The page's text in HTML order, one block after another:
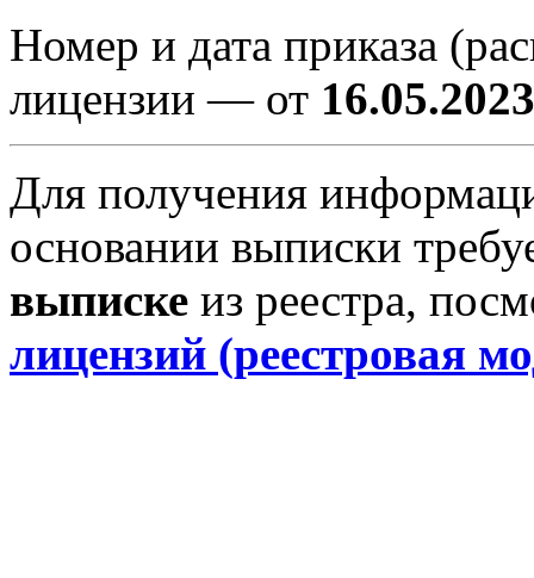
Номер и дата приказа
лицензии — от 16.05.2023
Для получения
основании выписки
выписке из реестра,
лицензий (реестровая